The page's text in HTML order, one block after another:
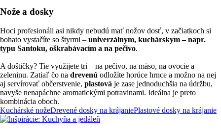
Nože a dosky
Hoci profesionáli asi nikdy nebudú mať nožov dosť, v začiatkoch si
bohato vystačíte so štyrmi –⁠ univerzálnym, kuchárskym –⁠ napr.
typu Santoku, oškrabávacím a na pečivo.
A doštičky? Tie využijete tri – na pečivo, na mäso, na ovocie a
zeleninu. Zatiaľ čo na drevenú odložíte horúce hrnce a možno na nej
aj servírovať občerstvenie, plastová je zase jednoduchšia na údržbu,
navyše nenapáchne aromatickými potravinami. Ideálna je preto
kombinácia oboch.
Kuchárské nožeDrevené dosky na krájaniePlastové dosky na krájanie